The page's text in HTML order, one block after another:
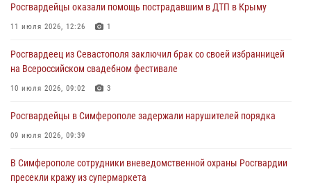
Росгвардейцы Крыма и Севастополя отметили День Крещения Руси
28 июля 2026, 14:18
В Симферополе сотрудники Росгвардии задержали подозреваемого
в краже из гипермаркета
24 июля 2026, 12:21
Росгвардейцы оказали помощь пострадавшим в ДТП в Крыму
11 июля 2026, 12:26 1
Росгвардеец из Севастополя заключил брак со своей избранницей
на Всероссийском свадебном фестивале
10 июля 2026, 09:02 3
Росгвардейцы в Симферополе задержали нарушителей порядка
09 июля 2026, 09:39
В Симферополе сотрудники вневедомственной охраны Росгвардии
пресекли кражу из супермаркета